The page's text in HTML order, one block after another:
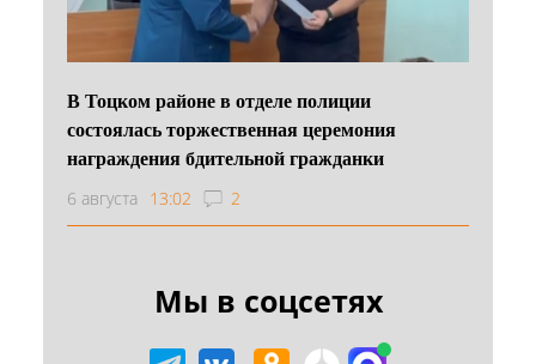
В Тоцком районе в отделе полиции
состоялась торжественная церемония
награждения бдительной гражданки
6 августа 13:02 2
Мы в соцсетях